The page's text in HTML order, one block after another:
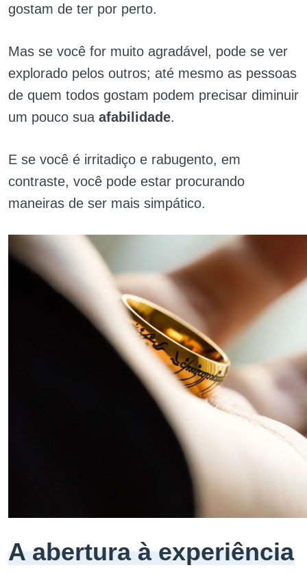
gostam de ter por perto.
Mas se você for muito agradável, pode se ver
explorado pelos outros; até mesmo as pessoas
de quem todos gostam podem precisar diminuir
um pouco sua afabilidade.
E se você é irritadiço e rabugento, em
contraste, você pode estar procurando
maneiras de ser mais simpático.
A abertura à experiência